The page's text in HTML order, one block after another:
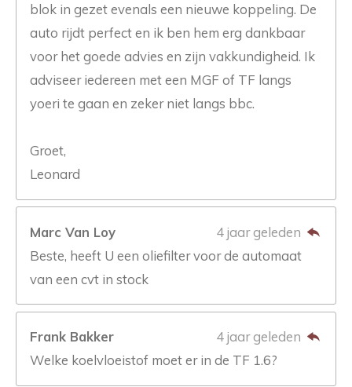
blok in gezet evenals een nieuwe koppeling. De
auto rijdt perfect en ik ben hem erg dankbaar
voor het goede advies en zijn vakkundigheid. Ik
adviseer iedereen met een MGF of TF langs
yoeri te gaan en zeker niet langs bbc.
Groet,
Leonard
Marc Van Loy
4 jaar geleden
Beste, heeft U een oliefilter voor de automaat
van een cvt in stock
Frank Bakker
4 jaar geleden
Welke koelvloeistof moet er in de TF 1.6?